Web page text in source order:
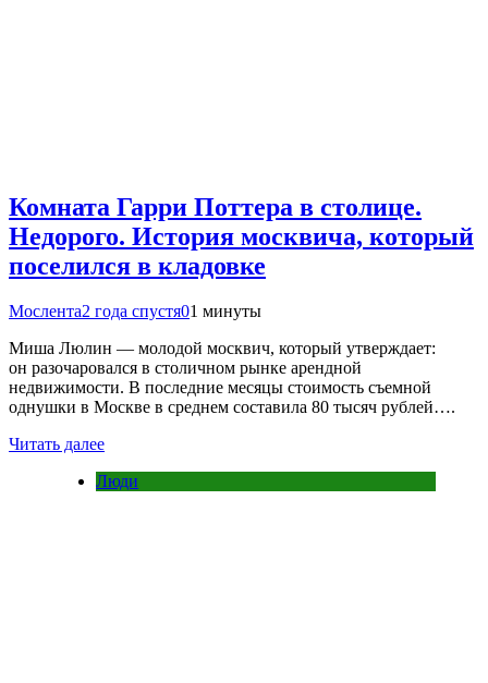
Комната Гарри Поттера в столице.
Недорого. История москвича, который
поселился в кладовке
Мослента2 года спустя01 минуты
Миша Люлин — молодой москвич, который утверждает:
он разочаровался в столичном рынке арендной
недвижимости. В последние месяцы стоимость съемной
однушки в Москве в среднем составила 80 тысяч рублей….
Читать далее
Люди